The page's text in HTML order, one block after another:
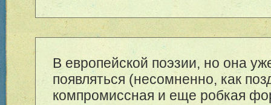
В европейской поэзии, но она
появляться (несомненно, как
компромиссная и еще робкая